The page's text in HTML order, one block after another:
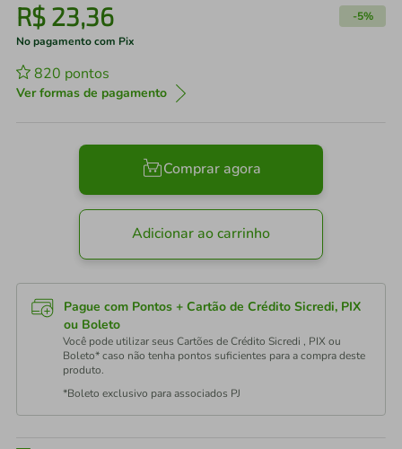
R$ 23,36 -5%
No pagamento com Pix
820 pontos
Ver formas de pagamento
Comprar agora
Adicionar ao carrinho
Pague com Pontos + Cartão de Crédito Sicredi, PIX
ou Boleto
Você pode utilizar seus Cartões de Crédito Sicredi , PIX ou
Boleto* caso não tenha pontos suficientes para a compra deste
produto.
*Boleto exclusivo para associados PJ